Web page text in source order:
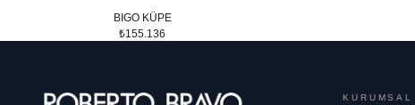
BIGO KÜPE
₺155.136
KURUMSAL